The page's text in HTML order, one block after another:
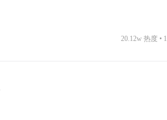
20.12w 热度 •